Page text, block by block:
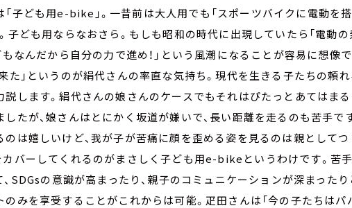
子ども用e-bike」。一昔前は大人用でも「スポーツバイクに電動を
子ども用ならなおさら。もしも昭和の時代に出現していたら「電動
なんだから自分の力で進め！」という風潮になることが容易に想像で
た」というのが絹代さんの率直な気持ち。現代を生きる子たちの頼
します。絹代さんの娘さんのケースでもそれはぴたっとあてはまる
たが、娘さんはとにかく坂道が嫌いで、長い距離を走るのも苦手で
は嬉しいけど、我が子が苦痛に顔を歪める姿を見るのは親としてつ
カバーしてくれるのがまさしく子ども用e-bikeというわけです。苦
SDGsの意識が高まったり、親子のコミュニケーションが深まった
みを享受することがこれからは可能。疋田さんは「今の子たちはパ